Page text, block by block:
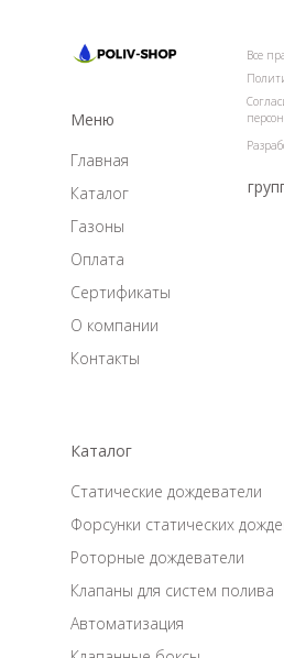
Главная
Все
Каталог
Газоны
Оплата
Сертификаты
О компании
Контакты
Статические дождеватели
Форсунки статических
Роторные дождеватели
Клапаны для систем полива
Автоматизация
Меню
Каталог